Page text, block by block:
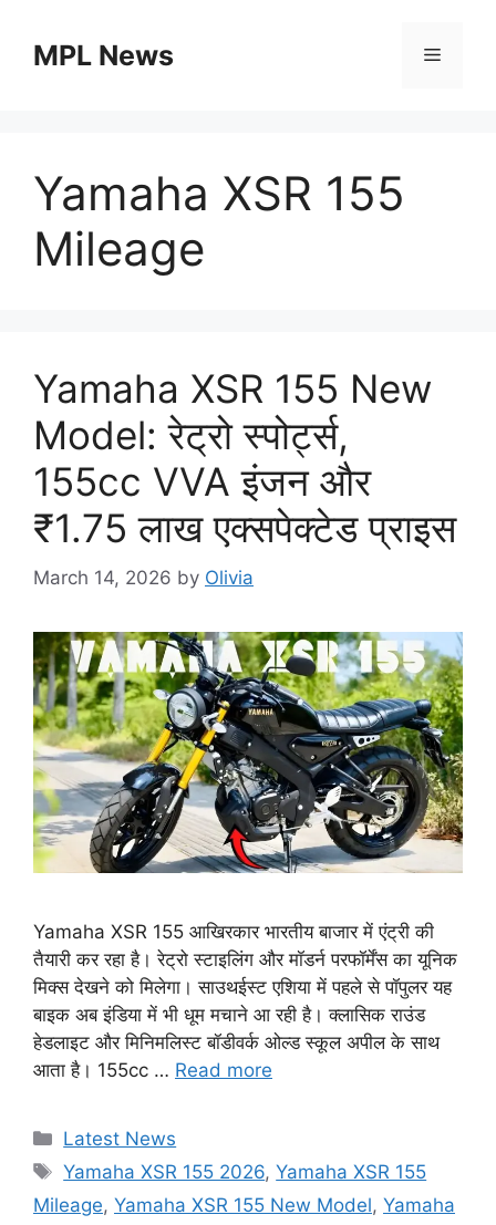
contentMPL News Menu
Yamaha XSR 155
Mileage
Yamaha XSR 155 New
Model: रेट्रो स्पोर्ट्स,
155cc VVA इंजन और
₹1.75 लाख एक्सपेक्टेड प्राइस
March 14, 2026 by Olivia
Yamaha XSR 155 आखिरकार भारतीय बाजार में एंट्री की
तैयारी कर रहा है। रेट्रो स्टाइलिंग और मॉडर्न परफॉर्मेंस का यूनिक
मिक्स देखने को मिलेगा। साउथईस्ट एशिया में पहले से पॉपुलर यह
बाइक अब इंडिया में भी धूम मचाने आ रही है। क्लासिक राउंड
हेडलाइट और मिनिमलिस्ट बॉडीवर्क ओल्ड स्कूल अपील के साथ
आता है। 155cc … Read more
Categories
Latest News
Tags
Yamaha XSR 155 2026,Yamaha XSR 155
Mileage, Yamaha XSR 155 New Model, Yamaha